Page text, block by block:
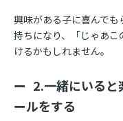
興味がある子に喜んで
持ちになり、「じゃあ
けるかもしれません。
2.一緒にいると
ールをする